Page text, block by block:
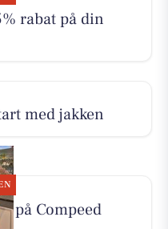
rabat på din
med jakken
på Compeed